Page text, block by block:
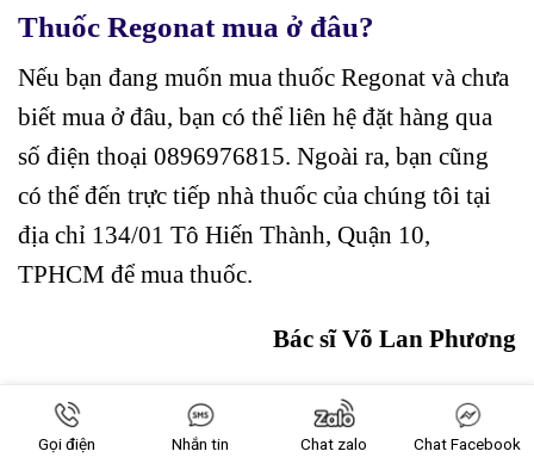
Thuốc Regonat mua ở đâu?
Nếu bạn đang muốn mua thuốc Regonat và chưa
biết mua ở đâu, bạn có thể liên hệ đặt hàng qua
số điện thoại 0896976815. Ngoài ra, bạn cũng
có thể đến trực tiếp nhà thuốc của chúng tôi tại
địa chỉ 134/01 Tô Hiến Thành, Quận 10,
TPHCM để mua thuốc.
Bác sĩ Võ Lan Phương
Nguồn tham khảo:
Gọi điện Nhắn tin Chat zalo Chat Facebook